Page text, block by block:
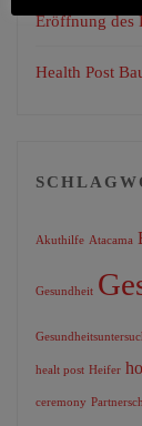
Eröffnung des
Health Post
Akuthilfe Atacama
Gesundheit
healt post Heifer
ceremony